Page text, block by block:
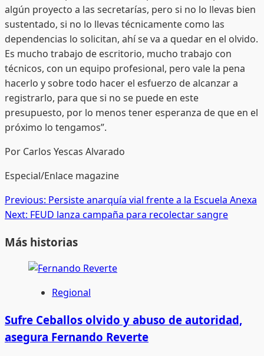
algún proyecto a las secretarías, pero si no lo llevas bien
sustentado, si no lo llevas técnicamente como las
dependencias lo solicitan, ahí se va a quedar en el olvido.
Es mucho trabajo de escritorio, mucho trabajo con
técnicos, con un equipo profesional, pero vale la pena
hacerlo y sobre todo hacer el esfuerzo de alcanzar a
registrarlo, para que si no se puede en este
presupuesto, por lo menos tener esperanza de que en el
próximo lo tengamos”.
Por Carlos Yescas Alvarado
Especial/Enlace magazine
Post
navigation
Previous: Persiste anarquía vial frente a la Escuela Anexa
Next: FEUD lanza campaña para recolectar sangre
Más historias
Regional
Sufre Ceballos olvido y abuso de autoridad,
asegura Fernando Reverte